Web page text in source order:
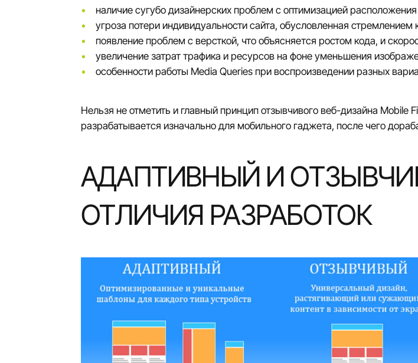
наличие сугубо дизайнерских проблем с оптимизацией
угроза потери индивидуальности сайта, обусловленная
появление проблем с версткой, что объясняется ростом кода, и
увеличение затрат трафика и ресурсов на фоне уменьшения
особенности работы Media Queries при воспроизведении разных
Нельзя не отметить и главный принцип отзывчивого веб-дизайна Mobile
разрабатывается изначально для мобильного гаджета, после чего
АДАПТИВНЫЙ И
ОТЛИЧИЯ РАЗРАБОТОК